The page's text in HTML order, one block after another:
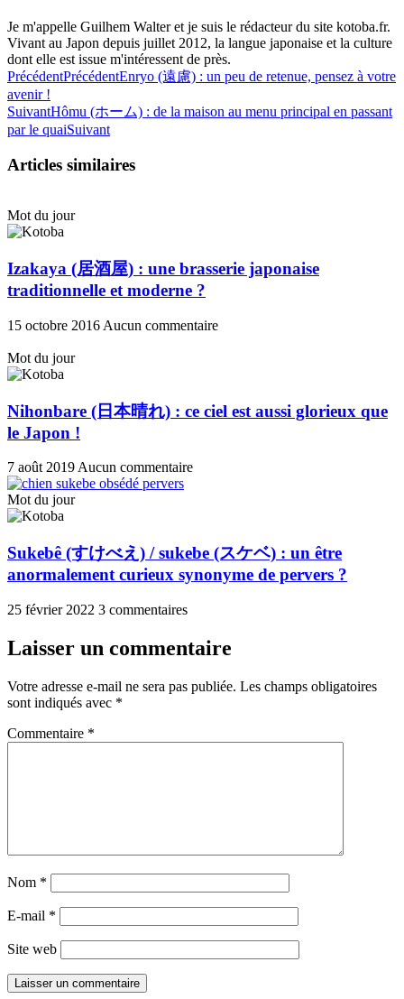
Je m'appelle Guilhem Walter et je suis le rédacteur du site kotoba.fr.
Vivant au Japon depuis juillet 2012, la langue japonaise et la culture
dont elle est issue m'intéressent de près.
PrécédentPrécédentEnryo (遠慮) : un peu de retenue, pensez à votre
avenir !
SuivantHômu (ホーム) : de la maison au menu principal en passant
par le quaiSuivant
Articles similaires
Mot du jour
Izakaya (居酒屋) : une brasserie japonaise
traditionnelle et moderne ?
15 octobre 2016 Aucun commentaire
Mot du jour
Nihonbare (日本晴れ) : ce ciel est aussi glorieux que
le Japon !
7 août 2019 Aucun commentaire
Mot du jour
Sukebê (すけべえ) / sukebe (スケベ) : un être
anormalement curieux synonyme de pervers ?
25 février 2022 3 commentaires
Laisser un commentaire
Votre adresse e-mail ne sera pas publiée. Les champs obligatoires
sont indiqués avec *
Commentaire *
Nom *
E-mail *
Site web